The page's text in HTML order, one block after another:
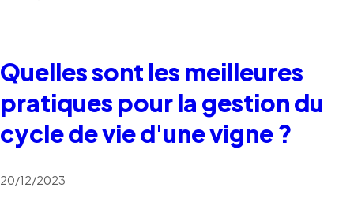
Quelles sont les meilleures
pratiques pour la gestion du
cycle de vie d'une vigne ?
20/12/2023